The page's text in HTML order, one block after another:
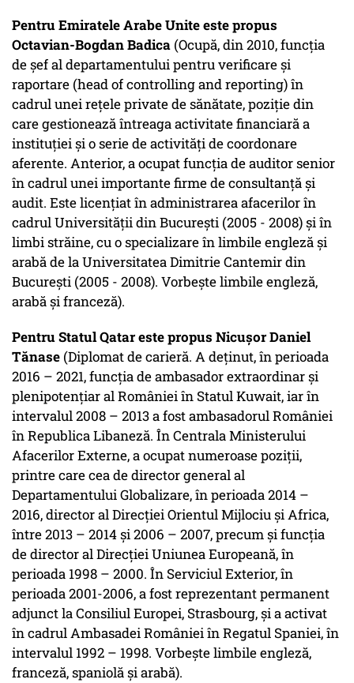
Pentru Emiratele Arabe Unite este propus
Octavian-Bogdan Badica (Ocupă, din 2010, funcția
de șef al departamentului pentru verificare și
raportare (head of controlling and reporting) în
cadrul unei rețele private de sănătate, poziție din
care gestionează întreaga activitate financiară a
instituției și o serie de activități de coordonare
aferente. Anterior, a ocupat funcția de auditor senior
în cadrul unei importante firme de consultanță și
audit. Este licențiat în administrarea afacerilor în
cadrul Universității din București (2005 - 2008) și în
limbi străine, cu o specializare în limbile engleză și
arabă de la Universitatea Dimitrie Cantemir din
București (2005 - 2008). Vorbește limbile engleză,
arabă și franceză).
Pentru Statul Qatar este propus Nicușor Daniel
Tănase (Diplomat de carieră. A deținut, în perioada
2016 – 2021, funcția de ambasador extraordinar și
plenipotențiar al României în Statul Kuwait, iar în
intervalul 2008 – 2013 a fost ambasadorul României
în Republica Libaneză. În Centrala Ministerului
Afacerilor Externe, a ocupat numeroase poziții,
printre care cea de director general al
Departamentului Globalizare, în perioada 2014 –
2016, director al Direcției Orientul Mijlociu și Africa,
între 2013 – 2014 și 2006 – 2007, precum și funcția
de director al Direcției Uniunea Europeană, în
perioada 1998 – 2000. În Serviciul Exterior, în
perioada 2001-2006, a fost reprezentant permanent
adjunct la Consiliul Europei, Strasbourg, și a activat
în cadrul Ambasadei României în Regatul Spaniei, în
intervalul 1992 – 1998. Vorbește limbile engleză,
franceză, spaniolă și arabă).